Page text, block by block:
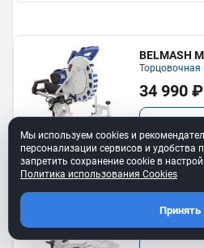
BELMASH
Торцовочная
34 990 ₽
BELMASH
23 690 ₽
Мы используем cookies и
персонализации сервисов и удобства
запретить сохранение cookie в
Политика использования Cookies
Принять